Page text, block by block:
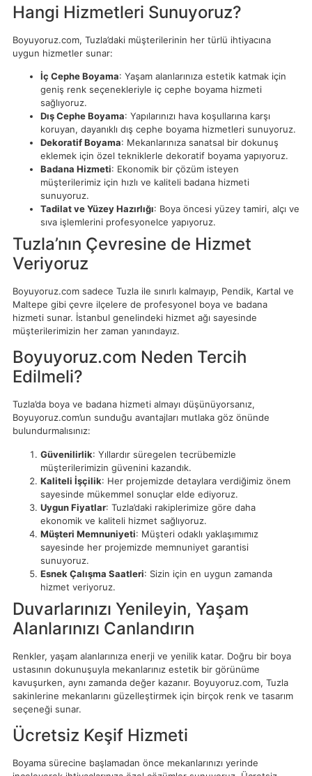
Hangi Hizmetleri Sunuyoruz?
Boyuyoruz.com, Tuzla’daki müşterilerinin her türlü ihtiyacına
uygun hizmetler sunar:
İç Cephe Boyama: Yaşam alanlarınıza estetik katmak için
geniş renk seçenekleriyle iç cephe boyama hizmeti
sağlıyoruz.
Dış Cephe Boyama: Yapılarınızı hava koşullarına karşı
koruyan, dayanıklı dış cephe boyama hizmetleri sunuyoruz.
Dekoratif Boyama: Mekanlarınıza sanatsal bir dokunuş
eklemek için özel tekniklerle dekoratif boyama yapıyoruz.
Badana Hizmeti: Ekonomik bir çözüm isteyen
müşterilerimiz için hızlı ve kaliteli badana hizmeti
sunuyoruz.
Tadilat ve Yüzey Hazırlığı: Boya öncesi yüzey tamiri, alçı ve
sıva işlemlerini profesyonelce yapıyoruz.
Tuzla’nın Çevresine de Hizmet
Veriyoruz
Boyuyoruz.com sadece Tuzla ile sınırlı kalmayıp, Pendik, Kartal ve
Maltepe gibi çevre ilçelere de profesyonel boya ve badana
hizmeti sunar. İstanbul genelindeki hizmet ağı sayesinde
müşterilerimizin her zaman yanındayız.
Boyuyoruz.com Neden Tercih
Edilmeli?
Tuzla’da boya ve badana hizmeti almayı düşünüyorsanız,
Boyuyoruz.com’un sunduğu avantajları mutlaka göz önünde
bulundurmalısınız:
Güvenilirlik: Yıllardır süregelen tecrübemizle
müşterilerimizin güvenini kazandık.
Kaliteli İşçilik: Her projemizde detaylara verdiğimiz önem
sayesinde mükemmel sonuçlar elde ediyoruz.
Uygun Fiyatlar: Tuzla’daki rakiplerimize göre daha
ekonomik ve kaliteli hizmet sağlıyoruz.
Müşteri Memnuniyeti: Müşteri odaklı yaklaşımımız
sayesinde her projemizde memnuniyet garantisi
sunuyoruz.
Esnek Çalışma Saatleri: Sizin için en uygun zamanda
hizmet veriyoruz.
Duvarlarınızı Yenileyin, Yaşam
Alanlarınızı Canlandırın
Renkler, yaşam alanlarınıza enerji ve yenilik katar. Doğru bir boya
ustasının dokunuşuyla mekanlarınız estetik bir görünüme
kavuşurken, aynı zamanda değer kazanır. Boyuyoruz.com, Tuzla
sakinlerine mekanlarını güzelleştirmek için birçok renk ve tasarım
seçeneği sunar.
Ücretsiz Keşif Hizmeti
Boyama sürecine başlamadan önce mekanlarınızı yerinde